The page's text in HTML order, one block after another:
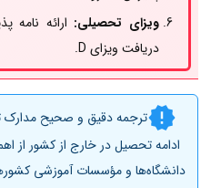
ویزای تحصیلی: ارائه نامه
دریافت ویزای D.
ترجمه دقیق و صحیح مدارک
ادامه تحصیل در خارج از کشور از
دانشگاه‌ها و مؤسسات آموزشی